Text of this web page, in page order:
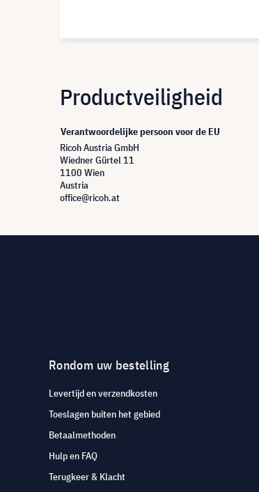
Productveiligheid
Verantwoordelijke persoon voor de EU
Ricoh Austria GmbH
Wiedner Gürtel 11
1100 Wien
Austria
office@ricoh.at
Rondom uw bestelling
Levertijd en verzendkosten
Toeslagen buiten het gebied
Betaalmethoden
Hulp en FAQ
Terugkeer & Klacht